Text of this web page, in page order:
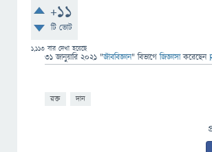
+11
টি ভোট
1,113 বার দেখা হয়েছে
31 জানুয়ারি 2021 "জীববিজ্ঞান" বিভাগে জিজ্ঞাসাকরেছেন
রক্ত দান